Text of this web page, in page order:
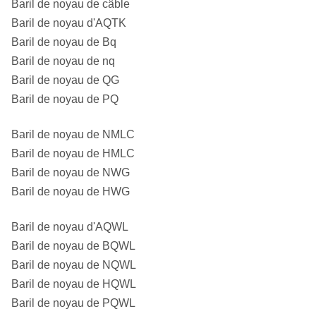
PQ 3/8 dedans)
PQ3
83 millimètres (3-
1/4 dedans)
Baril de noyau de câble
Baril de noyau d'AQTK
Baril de noyau de Bq
Baril de noyau de nq
Baril de noyau de QG
Baril de noyau de PQ
Baril de noyau de NMLC
Baril de noyau de HMLC
Baril de noyau de NWG
Baril de noyau de HWG
Baril de noyau d'AQWL
Baril de noyau de BQWL
Baril de noyau de NQWL
Baril de noyau de HQWL
Baril de noyau de PQWL